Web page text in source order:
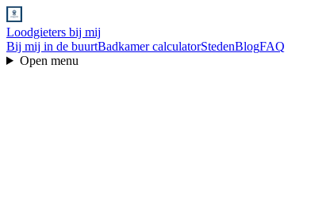
Loodgieters bij mij
Bij mij in de buurtBadkamer calculatorStedenBlogFAQ
Open menu